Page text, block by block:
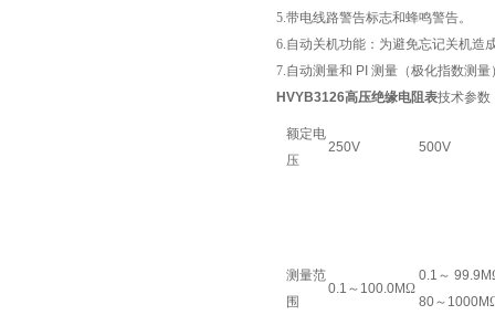
5.带电线路警告标志和蜂鸣警告。
6.自动关机功能：为避免忘记关机造
7.自动测量和 PI 测量（极化指数测量
HVYB3126高压绝缘电阻表技术参数
额定电
压
250V 500V
测量范
围
0.1 ～ 100.0MΩ
0.1 ～ 99.9M
80～ 1000M